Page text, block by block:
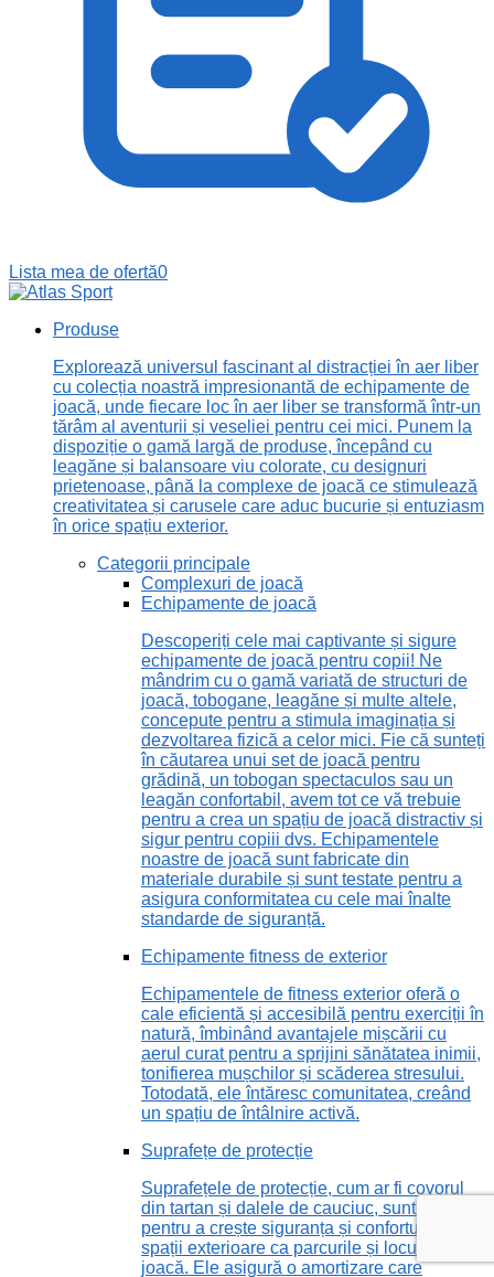
Lista mea de ofertă0
Produse
Explorează universul fascinant al distracției în aer liber
cu colecția noastră impresionantă de echipamente de
joacă, unde fiecare loc în aer liber se transformă într-un
tărâm al aventurii și veseliei pentru cei mici. Punem la
dispoziție o gamă largă de produse, începând cu
leagăne și balansoare viu colorate, cu designuri
prietenoase, până la complexe de joacă ce stimulează
creativitatea și carusele care aduc bucurie și entuziasm
în orice spațiu exterior.
Categorii principale
Complexuri de joacă
Echipamente de joacă
Descoperiți cele mai captivante și sigure
echipamente de joacă pentru copii! Ne
mândrim cu o gamă variată de structuri de
joacă, tobogane, leagăne și multe altele,
concepute pentru a stimula imaginația și
dezvoltarea fizică a celor mici. Fie că sunteți
în căutarea unui set de joacă pentru
grădină, un tobogan spectaculos sau un
leagăn confortabil, avem tot ce vă trebuie
pentru a crea un spațiu de joacă distractiv și
sigur pentru copiii dvs. Echipamentele
noastre de joacă sunt fabricate din
materiale durabile și sunt testate pentru a
asigura conformitatea cu cele mai înalte
standarde de siguranță.
Echipamente fitness de exterior
Echipamentele de fitness exterior oferă o
cale eficientă și accesibilă pentru exerciții în
natură, îmbinând avantajele mișcării cu
aerul curat pentru a sprijini sănătatea inimii,
tonifierea mușchilor și scăderea stresului.
Totodată, ele întăresc comunitatea, creând
un spațiu de întâlnire activă.
Suprafețe de protecție
Suprafețele de protecție, cum ar fi covorul
din tartan și dalele de cauciuc, sunt vitale
pentru a crește siguranța și confortul în
spații exterioare ca parcurile și locurile de
joacă. Ele asigură o amortizare care